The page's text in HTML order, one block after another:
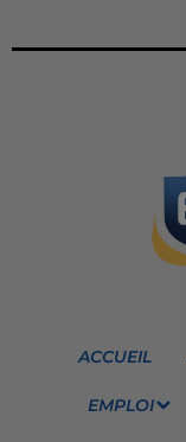
ACCUEIL
EMPLOI